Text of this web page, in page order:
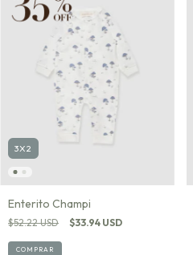
3X2
Enterito Champi
$52.22 USD $33.94 USD
COMPRAR